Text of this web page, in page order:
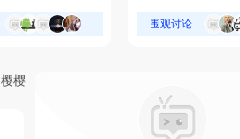
围观讨论
樱樱